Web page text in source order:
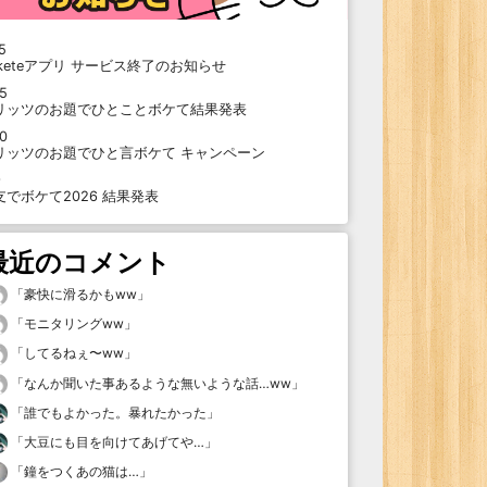
アプリ サービス終了のお知らせ
ッツのお題でひとことボケて結果発表
ッツのお題でひと言ボケて キャンペーン
でボケて2026 結果発表
近のコメント
「豪快に滑るかもww 」
「モニタリングww 」
「 してるねぇ〜ww 」
「なんか聞いた事あるような無いような話…ww 」
「誰でもよかった。暴れたかった 」
「大豆にも目を向けてあげてや… 」
「鐘をつくあの猫は… 」